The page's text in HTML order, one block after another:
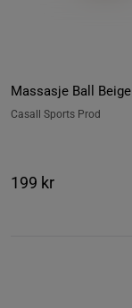
Massasje Ball Beige
Casall Sports Prod
199 kr